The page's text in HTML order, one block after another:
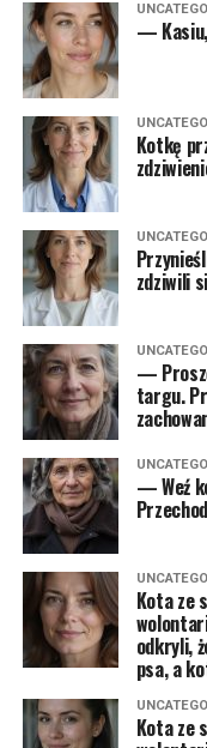
— Kasiu,
Kotkę
zdziwili
—
targu.
— Weź
Kota ze
odkryli,
psa, a
Kota ze